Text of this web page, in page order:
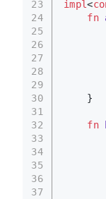
23
24
25
26
27
28
29
30
31
32
33
34
35
36
37
impl<
fn
    }
fn